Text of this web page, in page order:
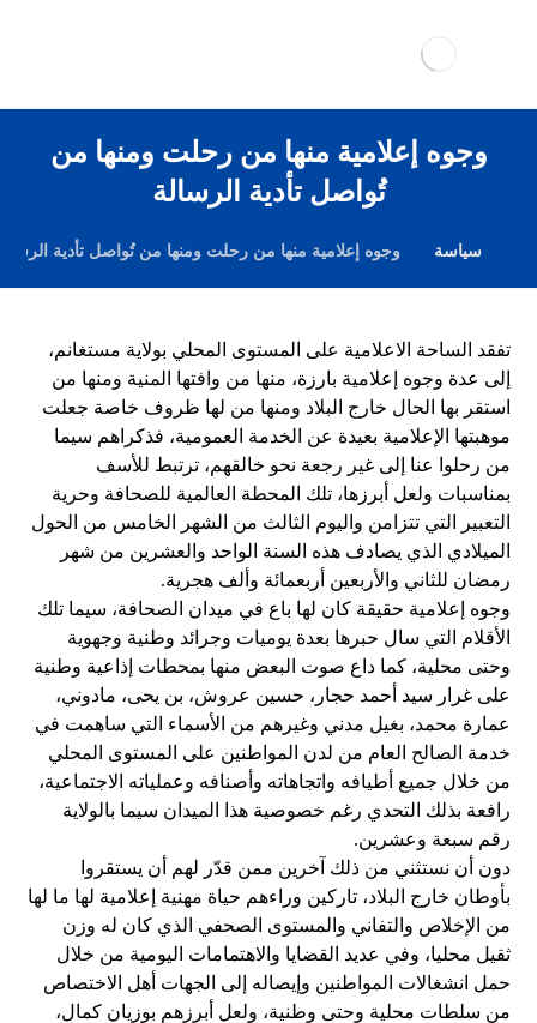
وجوه إعلامية منها من رحلت ومنها من
تُواصل تأدية الرسالة
سياسة وجوه إعلامية منها من رحلت ومنها من تُواصل تأدية
تفقد الساحة الاعلامية على المستوى المحلي بولاية مستغانم،
إلى عدة وجوه إعلامية بارزة، منها من وافتها المنية ومنها من
استقر بها الحال خارج البلاد ومنها من لها ظروف خاصة جعلت
موهبتها الإعلامية بعيدة عن الخدمة العمومية، فذكراهم سيما
من رحلوا عنا إلى غير رجعة نحو خالقهم، ترتبط للأسف
بمناسبات ولعل أبرزها، تلك المحطة العالمية للصحافة وحرية
التعبير التي تتزامن واليوم الثالث من الشهر الخامس من الحول
الميلادي الذي يصادف هذه السنة الواحد والعشرين من شهر
رمضان للثاني والأربعين أربعمائة وألف هجرية.
وجوه إعلامية حقيقة كان لها باع في ميدان الصحافة، سيما تلك
الأقلام التي سال حبرها بعدة يوميات وجرائد وطنية وجهوية
وحتى محلية، كما داع صوت البعض منها بمحطات إذاعية وطنية
على غرار سيد أحمد حجار، حسين عروش، بن يحى، مادوني،
عمارة محمد، بغيل مدني وغيرهم من الأسماء التي ساهمت في
خدمة الصالح العام من لدن المواطنين على المستوى المحلي
من خلال جميع أطيافه واتجاهاته وأصنافه وعملياته الاجتماعية،
رافعة بذلك التحدي رغم خصوصية هذا الميدان سيما بالولاية
رقم سبعة وعشرين.
دون أن نستثني من ذلك آخرين ممن قدّر لهم أن يستقروا
بأوطان خارج البلاد، تاركين وراءهم حياة مهنية إعلامية لها ما لها
من الإخلاص والتفاني والمستوى الصحفي الذي كان له وزن
ثقيل محليا، وفي عديد القضايا والاهتمامات اليومية من خلال
حمل انشغالات المواطنين وإيصاله إلى الجهات أهل الاختصاص
من سلطات محلية وحتى وطنية، ولعل أبرزهم بوزيان كمال،